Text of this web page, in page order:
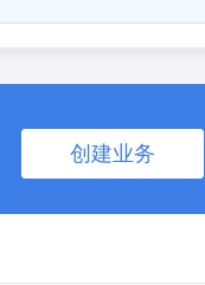
创建业务